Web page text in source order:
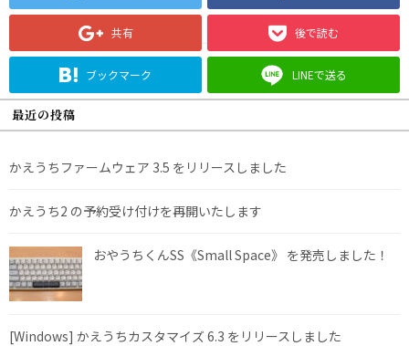
共有 後で読む
ブックマーク LINEで送る
最近の投稿
かえうちファームウェア 3.5 をリリースしました
かえうち2 の予約受け付けを再開いたします
おやうちくんSS《Small Space》 を発売しました！
[Windows] かえうちカスタマイズ 6.3 をリリースしました